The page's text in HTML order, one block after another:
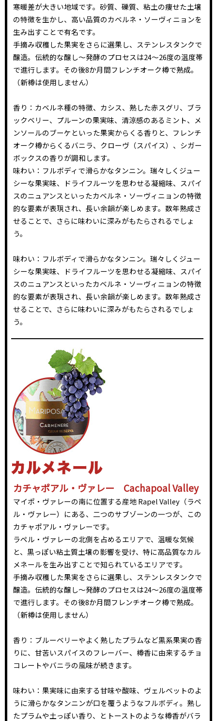
寒暖差が大きい地域です。砂質、礫質、粘土の痩せた土壌
の特徴を生かし、高い品質のカベルネ・ソーヴィニョンを
生み出すことで有名です。
手摘み収穫した果実をさらに選果し、ステンレスタンクで
醸造。伝統的な醸し～発酵のプロセスは24～26度の温度帯
で進行します。その後8か月間フレンチオーク樽で熟成。
（新樽は使用しません）
香り：カベルネ種の特徴、カシス、熟した赤スグリ、ブラ
ックベリー、プルーンの果実味、清涼感のあるミント、メ
ンソールのブーケといった果実からくる香りと、フレンチ
オーク樽からくるバニラ、クローヴ（スパイス）、シガー
ボックスの香りが調和します。
味わい：フルボディで滑らかなタンニン。瑞々しくジュー
シーな果実味、ドライフルーツを思わせる凝縮味、スパイ
スのニュアンスといったカベルネ・ソーヴィニョンの特徴
的な要素が表現され、長い余韻が楽しめます。数年熟成さ
せることで、さらに味わいに深みがもたらされるでしょ
う。
味わい：フルボディで滑らかなタンニン。瑞々しくジュー
シーな果実味、ドライフルーツを思わせる凝縮味、スパイ
スのニュアンスといったカベルネ・ソーヴィニョンの特徴
的な要素が表現され、長い余韻が楽しめます。数年熟成さ
せることで、さらに味わいに深みがもたらされるでしょ
う。
カチャポアル・ヴァレー Cachapoal Valley
マイポ・ヴァレーの南に位置する産地 Rapel Valley（ラペ
ル・ヴァレー）にある、二つのサブゾーンの一つが、この
カチャポアル・ヴァレーです。
ラペル・ヴァレーの北側を占めるエリアで、温暖な気候
と、黒っぽい粘土質土壌の影響を受け、特に高品質なカル
メネールを生み出すことで知られているエリアです。
手摘み収穫した果実をさらに選果し、ステンレスタンクで
醸造。伝統的な醸し～発酵のプロセスは24～26度の温度帯
で進行します。その後8か月間フレンチオーク樽で熟成。
（新樽は使用しません）
香り：ブルーベリーやよく熟したプラムなど黒系果実の香
りに、甘苦いスパイスのフレーバー、樽香に由来するチョ
コレートやバニラの風味が続きます。
味わい：果実味に由来する甘味や酸味、ヴェルベットのよ
うに滑らかなタンニンが口を覆うようなフルボディ。熟し
たプラムや土っぽい香り、とトーストのような樽香がバラ